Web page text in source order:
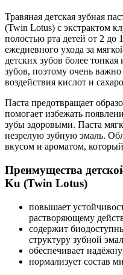
Травяная детская зубная
(Twin Lotus) с экстрактом
полостью рта детей от 2 до
ежедневного ухода за
детских зубов более
зубов, поэтому очень
воздействия кислот и
Паста предотвращает
помогает избежать
зубы здоровыми. Паста
незрелую зубную эмаль.
вкусом и ароматом,
Преимущества
Ku (Twin Lotus)
повышает
растворяющему
содержит
структуру зубной
обеспечивает
нормализует состав